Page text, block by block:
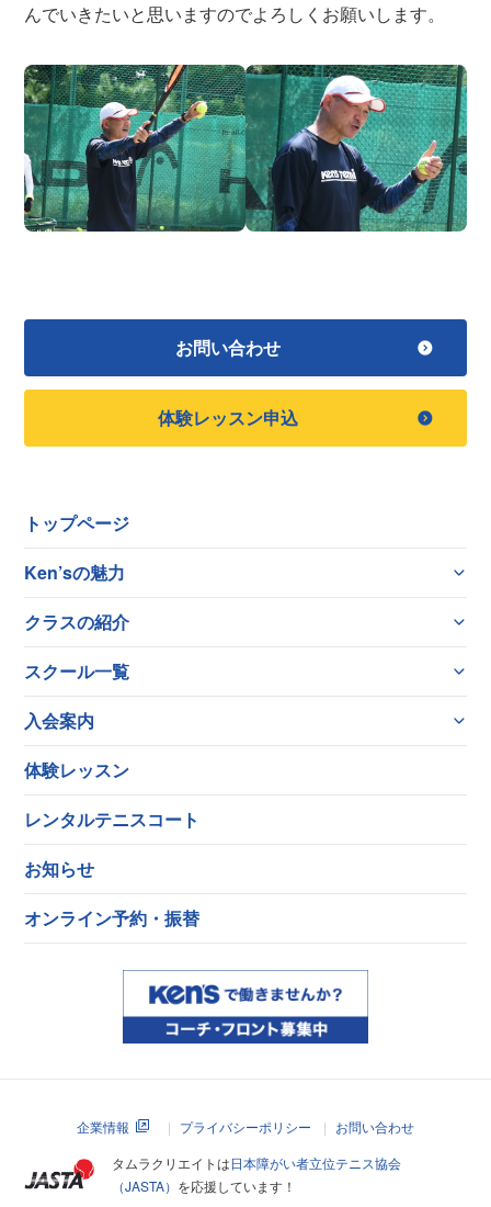
んでいきたいと思いますのでよろしくお願いします。
お問い合わせ
体験レッスン申込
トップページ
Ken’sの魅力
クラスの紹介
スクール一覧
入会案内
体験レッスン
レンタルテニスコート
お知らせ
オンライン予約・振替
企業情報 プライバシーポリシー
お問い合わせ
タムラクリエイトは日本障がい者立位テニス協会
（JASTA） を応援しています！